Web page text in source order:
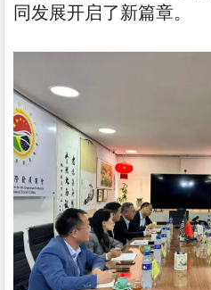
同发展开启了新篇章。